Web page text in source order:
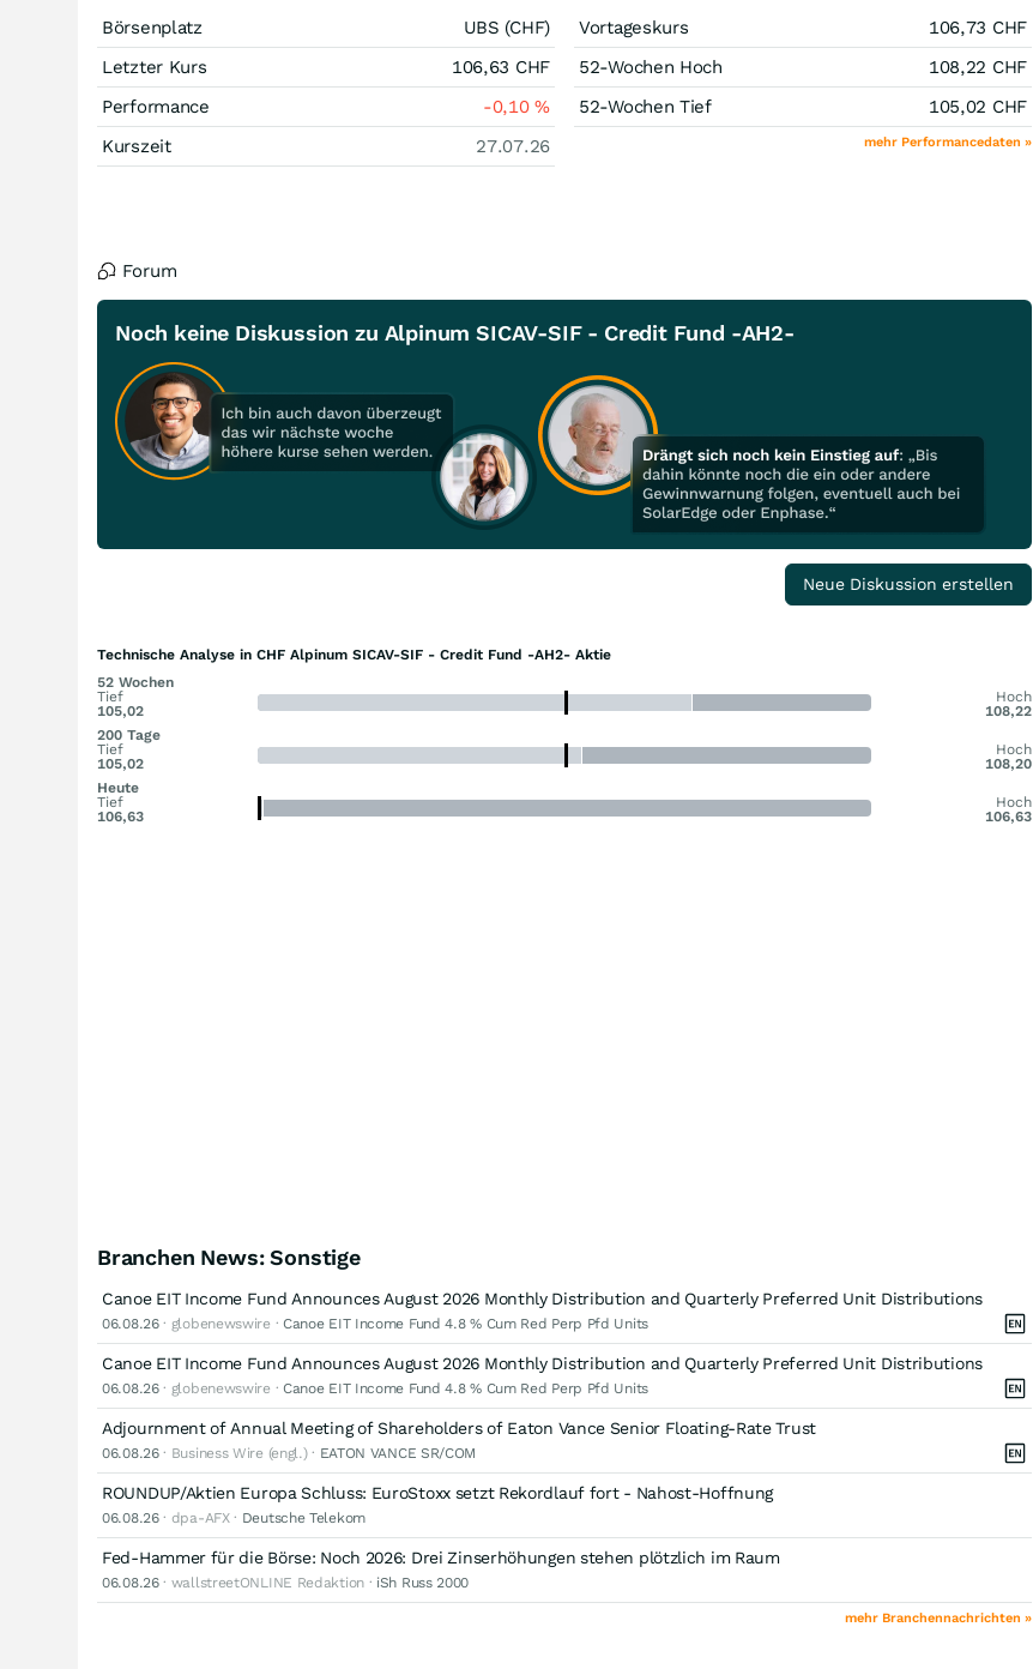
Börsenplatz
UBS (CHF)
Letzter Kurs
106,63 CHF
Performance
-0,10%
Kurszeit
27.07.26
Vortageskurs 106,73 CHF
52-Wochen Hoch
108,22 CHF
52-Wochen Tief
105,02 CHF
mehr Performancedaten »
Forum
Noch keine Diskussion zu Alpinum SICAV-SIF - Credit Fund -AH2-
Neue Diskussion erstellen
Technische Analyse in CHF Alpinum SICAV-SIF - Credit Fund -AH2- Aktie
52 Wochen
Tief
105,02
Hoch
108,22
200 Tage
Tief
105,02
Hoch
108,20
Heute
Tief
106,63
Hoch
106,63
Branchen News: Sonstige
Canoe EIT Income Fund Announces August 2026 Monthly Distribution and Quarterly Preferred Unit Distributions
06.08.26· globenewswire · Canoe EIT Income Fund 4.8 % Cum Red Perp Pfd Units
Canoe EIT Income Fund Announces August 2026 Monthly Distribution and Quarterly Preferred Unit Distributions
06.08.26· globenewswire · Canoe EIT Income Fund 4.8 % Cum Red Perp Pfd Units
Adjournment of Annual Meeting of Shareholders of Eaton Vance Senior Floating-Rate Trust
06.08.26· Business Wire (engl.) · EATON VANCE SR/COM
ROUNDUP/Aktien Europa Schluss: EuroStoxx setzt Rekordlauf fort - Nahost-Hoffnung
06.08.26· dpa-AFX · Deutsche Telekom
Fed-Hammer für die Börse: Noch 2026: Drei Zinserhöhungen stehen plötzlich im Raum
06.08.26· wallstreetONLINE Redaktion · iSh Russ 2000
mehr Branchennachrichten »